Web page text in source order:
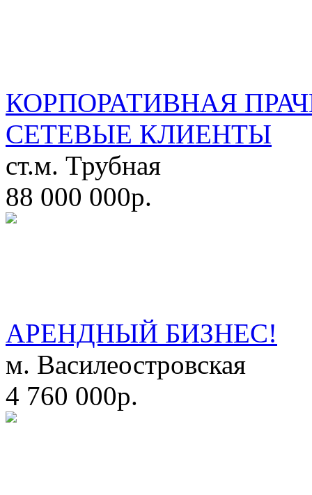
КОРПОРАТИВНАЯ
СЕТЕВЫЕ КЛИЕНТЫ
ст.м. Трубная
88 000 000р.
АРЕНДНЫЙ БИЗНЕС!
м. Василеостровская
4 760 000р.